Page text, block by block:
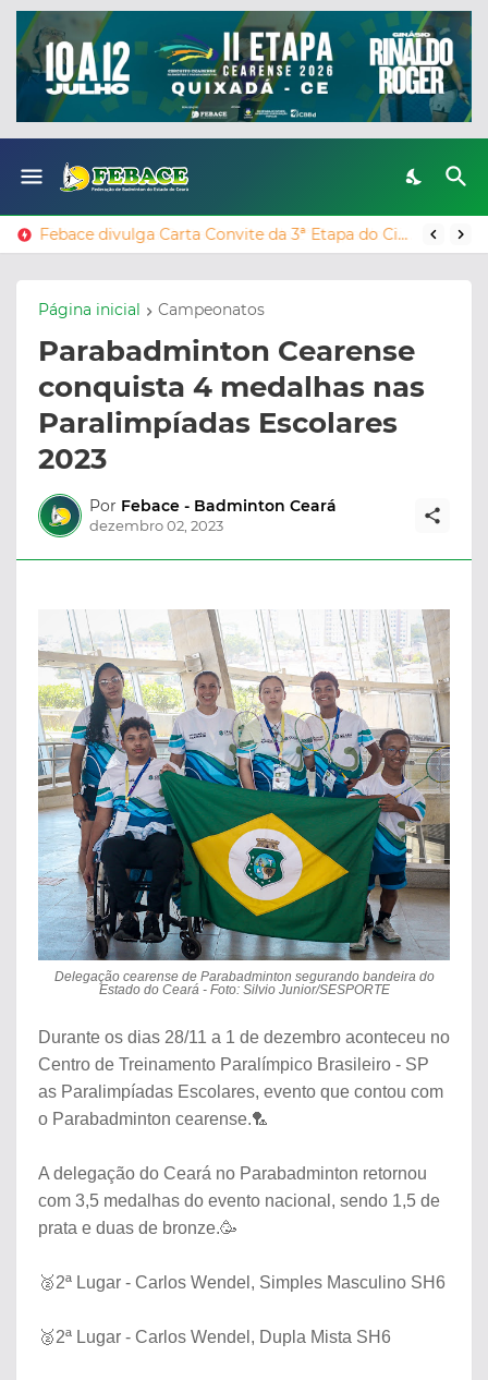
Febace divulga Carta Convite da 3ª Etapa do Circuito Cearense de Badminton e Parabadminton 2025, em Jaguaribe.
Página inicial Campeonatos
Parabadminton Cearense
conquista 4 medalhas nas
Paralimpíadas Escolares
2023
Por Febace - Badminton Ceará
dezembro 02, 2023
Delegação cearense de Parabadminton segurando bandeira do
Estado do Ceará - Foto: Silvio Junior/SESPORTE
Durante os dias 28/11 a 1 de dezembro aconteceu no
Centro de Treinamento Paralímpico Brasileiro - SP
as Paralimpíadas Escolares, evento que contou com
o Parabadminton cearense.🏸
A delegação do Ceará no Parabadminton retornou
com 3,5 medalhas do evento nacional, sendo 1,5 de
prata e duas de bronze.🥳
🥈2ª Lugar - Carlos Wendel, Simples Masculino SH6
🥈2ª Lugar - Carlos Wendel, Dupla Mista SH6